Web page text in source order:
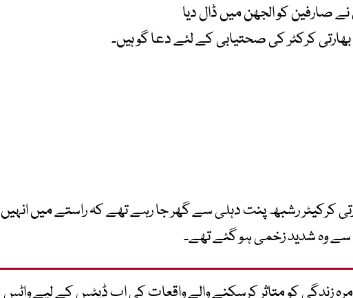
صارفین کو الجھن میں ڈال دیا
کرکٹر کی صحتیابی کے لئے دعا گو ہیں۔
کرکیٹر رشبھ پنت دہلی سے گھر جا رہے تھے کہ راستے میں انہیں
وہ شدید زخمی ہو گئے تھے۔
زندگی کو متاثر کرسکنے والے واقعات کی اپ ڈیٹس کے لیے واٹس